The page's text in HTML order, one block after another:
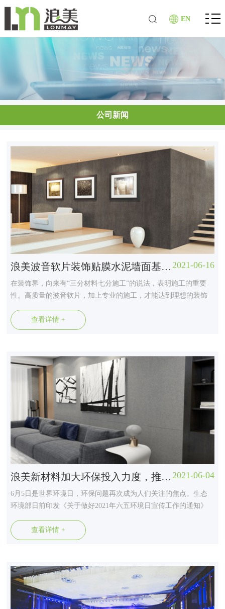
EN
公司新闻
2021-06-16
浪美波音软片装饰贴膜水泥墙面基层处理方法
在装饰界，向来有“三分材料七分施工”的说法，表明施工的重要
性。高质量的波音软片，加上专业的施工，才能达到理想的装饰
波音软片装饰贴膜应用广泛，各种基材处理方法不尽相同，本期
浪美波音软片就为大家介绍水泥墙面基层处理方法。 本方法同样
查看详情 +
2021-06-04
浪美新材料加大环保投入力度，推动产业绿色发展
6月5日是世界环境日，环保问题再次成为人们关注的焦点。生态
环境部日前印发《关于做好2021年六五环境日宣传工作的通知》
动员社会各界深入打好污染防治攻坚战，增强贯彻新发展理念的
行动自觉，推动形成践行绿色低碳生活方式的社会风尚，为建设
查看详情 +